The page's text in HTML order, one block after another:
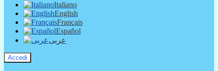
Italiano
English
Français
Español
عربى
Accedi